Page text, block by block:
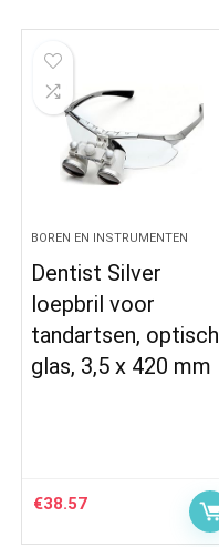
BOREN EN INSTRUMENTEN
Dentist Silver
loepbril voor
tandartsen, optisch
glas, 3,5 x 420 mm
€38.57